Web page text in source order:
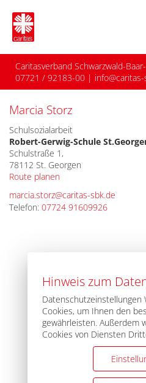
Caritasverband Schwarzwald-
07721 / 92183-00 |
Marcia Storz
Schulsozialarbeit
Robert-Gerwig-Schule
Schulstraße 1,
78112 St. Georgen
Route planen
marcia.storz@caritas-sbk.de
Telefon: 07724 91609926
Hinweis zum
Datenschutzeinstellungen
Cookies, um Ihnen den
gewährleisten. Außerdem
Cookies von Diensten